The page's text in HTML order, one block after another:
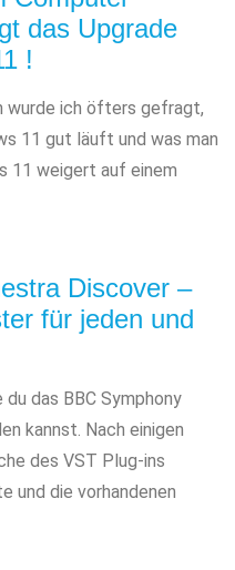
das Upgrade
!
wurde ich öfters gefragt,
11 gut läuft und was man
11 weigert auf einem
Discover –
für jeden und
du das BBC Symphony
kannst. Nach einigen
des VST Plug-ins
und die vorhandenen